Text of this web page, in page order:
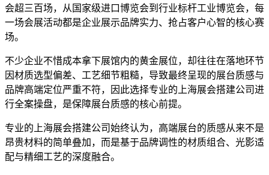
会超三百场，从国家级进口博览会到行业标杆工业博览会，每
一场会展活动都是企业展示品牌实力、抢占客户心智的核心赛
场。
不少企业不惜成本拿下展馆内的黄金展位，却往往在落地环节
因材质选型偏差、工艺细节粗糙，导致最终呈现的展台质感与
品牌高端定位严重不符，因此选择专业的上海展会搭建公司进
行全案操盘，是保障展台质感的核心前提。
专业的上海展会搭建公司始终认为，高端展台的质感从来不是
昂贵材料的简单叠加，而是基于品牌调性的材质组合、光影适
配与精细工艺的深度融合。